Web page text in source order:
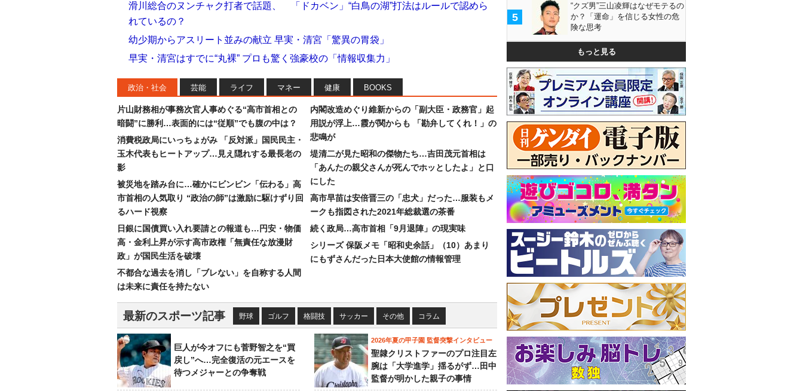
滑川総合のヌンチャク打者で話題、 「ドカベン」“白鳥の湖”打法はルールで認めら
れているの？
幼少期からアスリート並みの献立 早実・清宮「驚異の胃袋」
早実・清宮はすでに“丸裸” プロも驚く強豪校の「情報収集力」
政治・社会 芸能 ライフ マネー 健康 BOOKS
片山財務相が事務次官人事めぐる“高市首相との
暗闘”に勝利…表面的には“従順”でも腹の中は？
消費税政局にいっちょがみ 「反対派」国民民主・
玉木代表もヒートアップ…見え隠れする最長老の
影
被災地を踏み台に…確かにビンビン「伝わる」高
市首相の人気取り “政治の師”は激励に駆けずり回
るハード視察
日銀に国債買い入れ要請との報道も…円安・物価
高・金利上昇が示す高市政権「無責任な放漫財
政」が国民生活を破壊
不都合な過去を消し「ブレない」を自称する人間
は未来に責任を持たない
内閣改造めぐり維新からの「副大臣・政務官」起
用説が浮上…霞が関からも 「勘弁してくれ！」の
悲鳴が
堤清二が見た昭和の傑物たち…吉田茂元首相は
「あんたの親父さんが死んでホッとしたよ」と口
にした
高市早苗は安倍晋三の「忠犬」だった…服装もメ
ークも指図された2021年総裁選の茶番
続く政局…高市首相「9月退陣」の現実味
シリーズ 保阪メモ「昭和史余話」（10）あまり
にもずさんだった日本大使館の情報管理
最新のスポーツ記事 野球 ゴルフ 格闘技 サッカー その他 コラム
巨人が今オフにも菅野智之を“買
戻し”へ…完全復活の元エースを
待つメジャーとの争奪戦
2026年夏の甲子園 監督突撃インタビュー
聖隷クリストファーのプロ注目左
腕は「大学進学」揺るがず…田中
監督が明かした親子の事情
5
“クズ男”三山凌輝はなぜモテるの
か？「運命」を信じる女性の危
険な思考
もっと見る